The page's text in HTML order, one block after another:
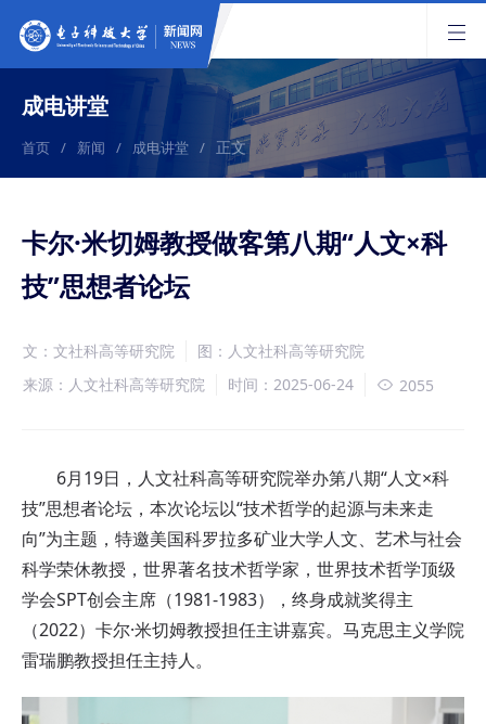
成电讲堂
首页 / 新闻 / 成电讲堂 / 正文
卡尔·米切姆教授做客第八期“人文×科
技”思想者论坛
文：文社科高等研究院
图：人文社科高等研究院
来源：人文社科高等研究院
时间：2025-06-24 2055
6月19日，人文社科高等研究院举办第八期“人文×科
技”思想者论坛，本次论坛以“技术哲学的起源与未来走
向”为主题，特邀美国科罗拉多矿业大学人文、艺术与社会
科学荣休教授，世界著名技术哲学家，世界技术哲学顶级
学会SPT创会主席（1981-1983），终身成就奖得主
（2022）卡尔·米切姆教授担任主讲嘉宾。马克思主义学院
雷瑞鹏教授担任主持人。